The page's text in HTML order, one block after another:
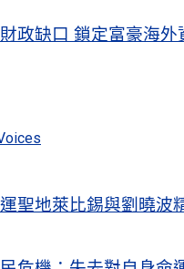
政缺口 鎖定富豪海外
聖地萊比錫與劉曉波